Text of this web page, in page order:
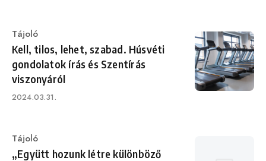
Category
Tájoló
Kell, tilos, lehet, szabad. Húsvéti
gondolatok írás és Szentírás
viszonyáról
Published
2024.03.31.
Category
Tájoló
„Együtt hozunk létre különböző